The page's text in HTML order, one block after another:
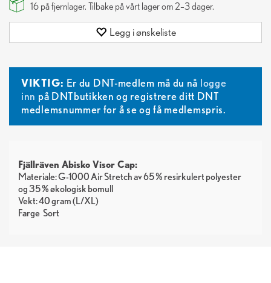
16 på fjernlager. Tilbake på vårt lager om 2–3 dager.
Legg i ønskeliste
VIKTIG: Er du DNT-medlem må du nå logge
inn på DNTbutikken og registrere ditt DNT
medlemsnummer for å se og få medlemspris.
Fjällräven Abisko Visor Cap:
Materiale: G-1000 Air Stretch av 65 % resirkulert polyester
og 35 % økologisk bomull
Vekt: 40 gram (L/XL)
Farge Sort